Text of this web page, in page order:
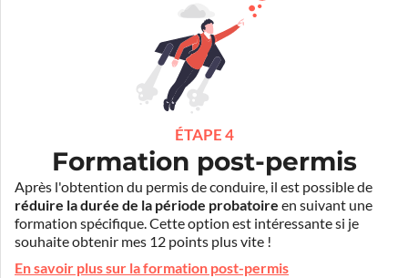
ÉTAPE 4
Formation post-permis
Après l'obtention du permis de conduire, il est possible de
réduire la durée de la période probatoire en suivant une
formation spécifique. Cette option est intéressante si je
souhaite obtenir mes 12 points plus vite !
En savoir plus sur la formation post-permis